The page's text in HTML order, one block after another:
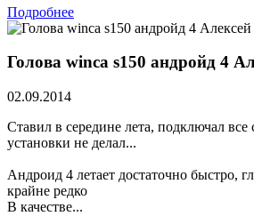
Подробнее
Голова winca s150 андройд 4
02.09.2014
Ставил в середине лета, подключал все
установки не делал...
Андроид 4 летает достаточно быстро,
крайне редко
В качестве...